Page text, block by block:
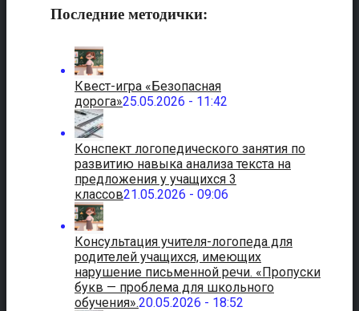
Последние методички:
Квест-игра «Безопасная
дорога»25.05.2026 - 11:42
Конспект логопедического занятия по
развитию навыка анализа текста на
предложения у учащихся 3
классов21.05.2026 - 09:06
Консультация учителя-логопеда для
родителей учащихся, имеющих
нарушение письменной речи. «Пропуски
букв — проблема для школьного
обучения».20.05.2026 - 18:52